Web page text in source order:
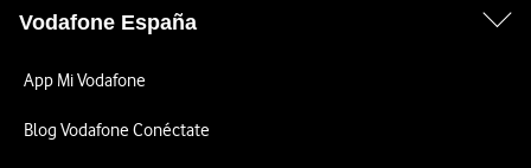
Vodafone España
App Mi Vodafone
Blog Vodafone Conéctate